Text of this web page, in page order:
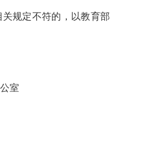
规定不符的，以教育部
室